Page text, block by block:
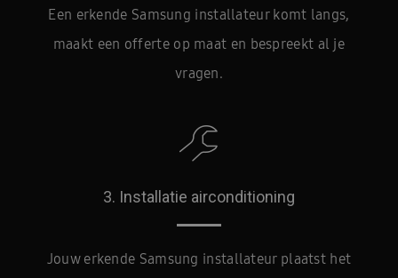
Een erkende Samsung installateur komt langs,
maakt een offerte op maat en bespreekt al je
vragen.
3. Installatie airconditioning
Jouw erkende Samsung installateur plaatst het